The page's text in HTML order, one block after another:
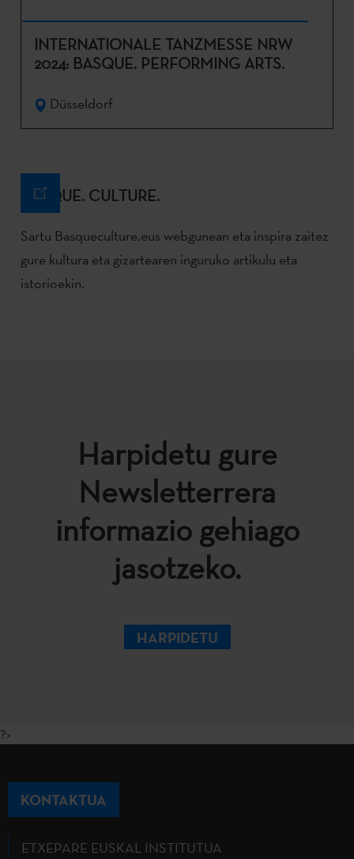
INTERNATIONALE TANZMESSE NRW
2024: BASQUE. PERFORMING ARTS.
Düsseldorf
BASQUE. CULTURE.
Sartu Basqueculture.eus webgunean eta inspira zaitez
gure kultura eta gizartearen inguruko artikulu eta
istorioekin.
Harpidetu gure
Newsletterrera
informazio gehiago
jasotzeko.
HARPIDETU
?>
KONTAKTUA
ETXEPARE EUSKAL INSTITUTUA